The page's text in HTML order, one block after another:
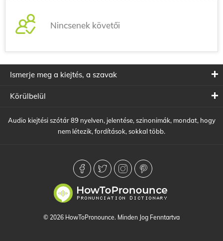
Nincsenek követői
Ismerje meg a kiejtés, a szavak
Körülbelül
Audio kiejtési szótár 89 nyelven, jelentése, szinonimák, mondat, hogy
nem létezik, fordítások, sokkal több.
© 2026 HowToPronounce. Minden Jog Fenntartva